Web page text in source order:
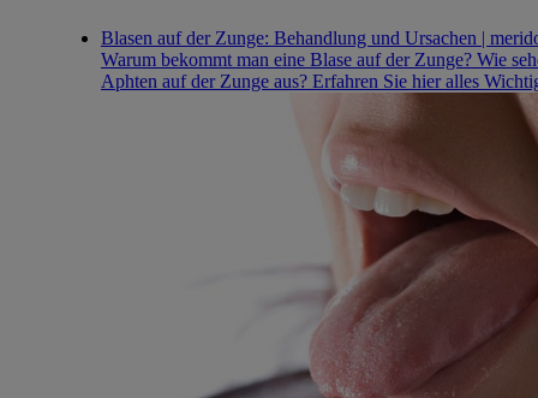
Blasen auf der Zunge: Behandlung und Ursachen |
Warum bekommt man eine Blase auf der Zunge? Wie
Aphten auf der Zunge aus? Erfahren Sie hier alles